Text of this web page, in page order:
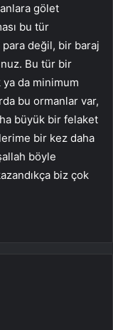
gölet
bu tür
değil, bir baraj
Bu tür bir
da minimum
bu ormanlar var,
büyük bir felaket
bir kez daha
böyle
biz çok